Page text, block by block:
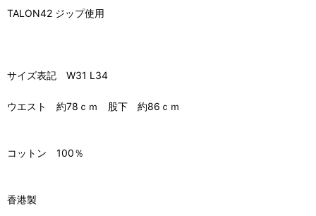
TALON42 ジップ使用
サイズ表記 W31 L34
ウエスト 約78ｃｍ 股下 約86ｃｍ
コットン 100％
香港製